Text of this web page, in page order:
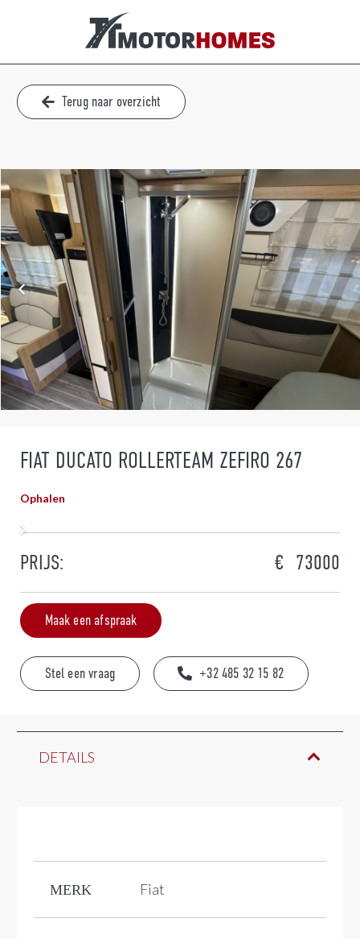
Terug naar overzicht
FIAT DUCATO ROLLERTEAM ZEFIRO 267
Ophalen
PRIJS: 73000
Maak een afspraak
Stel een vraag +32 485 32 15 82
DETAILS
MERK Fiat